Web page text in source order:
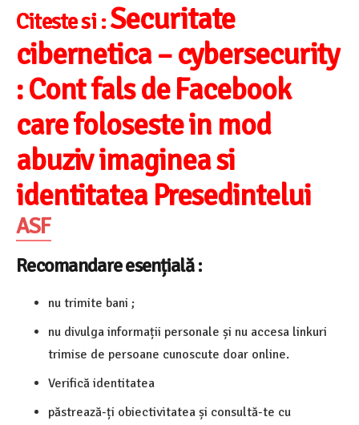
Citeste si :Securitate
cibernetica – cybersecurity
: Cont fals de Facebook
care foloseste in mod
abuziv imaginea si
identitatea Presedintelui
ASF
Recomandare esențială :
nu trimite bani ;
nu divulga informații personale și nu accesa linkuri
trimise de persoane cunoscute doar online.
Verifică identitatea
păstrează-ți obiectivitatea și consultă-te cu